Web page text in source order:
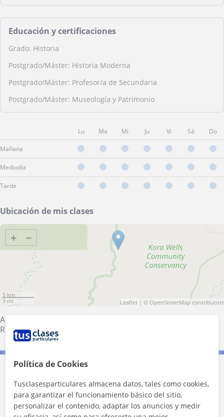
Educación y certificaciones
Grado: Historia
Postgrado/Máster: Historia Moderna
Postgrado/Máster: Profesor/a de Secundaria
Postgrado/Máster: Museología y Patrimonio
Lu Ma Mi Ju Vi Sá Do
Mañana
Mediodía
Tarde
Ubicación de mis clases
+ −
5 km
3 mi
Leaflet | © OpenStreetMap contributors
Alqueria de la Condesa
Rafelcofer
Tarifa 10 €/h
Política de Cookies
Tusclasesparticulares almacena datos, tales como cookies,
para garantizar el funcionamiento básico del sitio,
personalizar el contenido, adaptar los anuncios y medir